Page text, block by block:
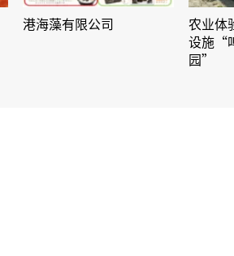
港海藻有限公司
农业体
设施“
园”